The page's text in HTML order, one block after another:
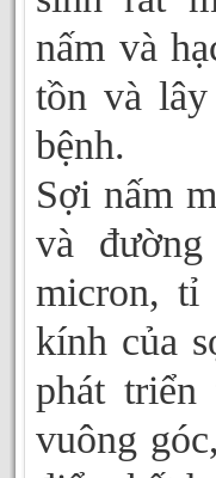
nấm và
tồn và
bệnh.
Sợi nấm
và
micron, tỉ
kính của
phát triển
vuông